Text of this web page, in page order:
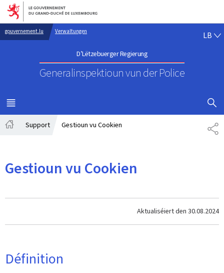
Bei den Haaptmenü goen
Bei den Inhalt goen
gouvernement.lu Verwaltungen
D’Lëtzebuerger Regierung
Generalinspektioun vun der Police
LB
MENÜ
HAAPT-
SHOW
Support Gestioun vu Cookien
Gestioun vu Cookien
Aktualiséiert den 30.08.2024
Définition